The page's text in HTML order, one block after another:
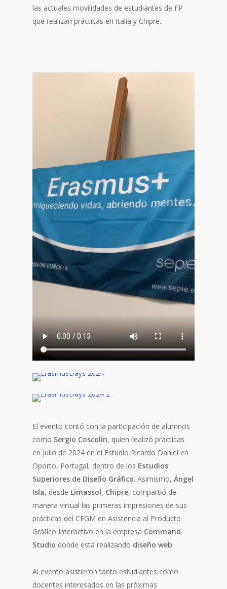
las actuales movilidades de estudiantes de FP
que realizan prácticas en Italia y Chipre.
El evento contó con la participación de alumnos
como Sergio Coscolín, quien realizó prácticas
en julio de 2024 en el Estudio Ricardo Daniel en
Oporto, Portugal, dentro de los Estudios
Superiores de Diseño Gráfico. Asimismo,Ángel
Isla, desde Limassol, Chipre, compartió de
manera virtual las primeras impresiones de sus
prácticas del CFGM en Asistencia al Producto
Gráfico Interactivo en la empresa Command
Studio donde está realizando diseño web.
Al evento asistieron tanto estudiantes como
docentes interesados en las próximas